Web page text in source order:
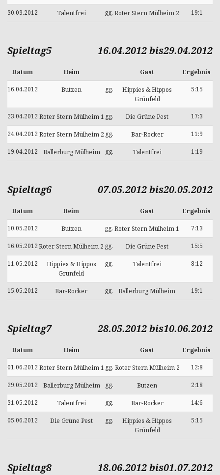
30.03.2012 Talentfrei gg. Roter Stern Mülheim 2 19:1
Spieltag5 16.04.2012 bis29.04.2012
Datum Heim Gast Ergebnis
16.04.2012 Butzen gg.
Hippies & Hippos
Grünfeld
5:15
23.04.2012 Roter Stern Mülheim 1 gg. Die Grüne Pest 17:3
24.04.2012 Roter Stern Mülheim 2 gg. Bar-Rocker 11:9
19.04.2012 Ballerburg Mülheim gg. Talentfrei 1:19
Spieltag6 07.05.2012 bis20.05.2012
Datum Heim Gast Ergebnis
10.05.2012 Butzen gg. Roter Stern Mülheim 1 7:13
16.05.2012Roter Stern Mülheim 2 gg. Die Grüne Pest 15:5
11.05.2012
Hippies & Hippos
Grünfeld
gg. Talentfrei 8:12
15.05.2012 Bar-Rocker gg. Ballerburg Mülheim 19:1
Spieltag7 28.05.2012 bis10.06.2012
Datum Heim Gast Ergebnis
01.06.2012 Roter Stern Mülheim 1 gg. Roter Stern Mülheim 2 12:8
29.05.2012 Ballerburg Mülheim gg. Butzen 2:18
31.05.2012 Talentfrei gg. Bar-Rocker 14:6
05.06.2012 Die Grüne Pest gg.
Hippies & Hippos
Grünfeld
5:15
Spieltag8 18.06.2012 bis01.07.2012